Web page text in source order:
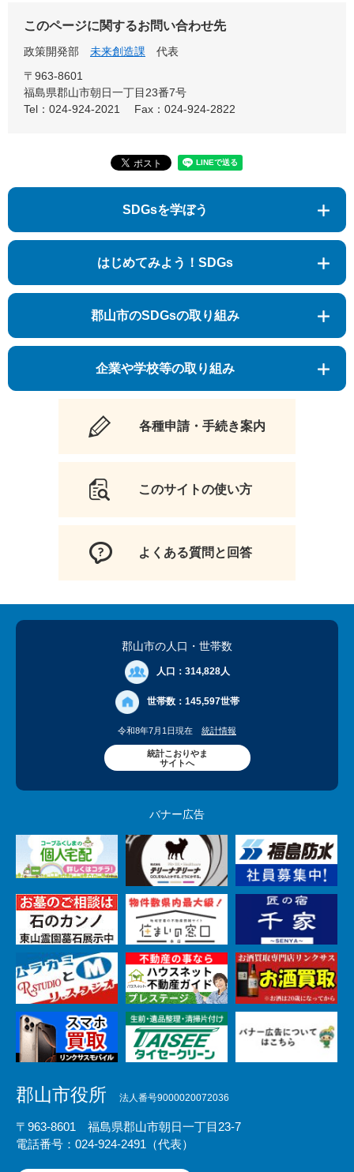
このページに関するお問い合わせ先
政策開発部 未来創造課
代表
〒963-8601
福島県郡山市朝日一丁目23番7号
Tel：024-924-2021
Fax：024-924-2822
SDGsを学ぼう
はじめてみよう！SDGs
郡山市のSDGsの取り組み
企業や学校等の取り組み
各種申請・手続き案内
このサイトの使い方
よくある質問と回答
郡山市の人口 ・世帯数
人口： 314,828人
世帯数： 145,597世帯
令和8年7月1日現在 統計情報
統計こおりやま
サイトへ
バナー広告
郡山市役所 法人番号9000020072036
〒963-8601 福島県郡山市朝日一丁目23-7
電話番号：024-924-2491（代表）